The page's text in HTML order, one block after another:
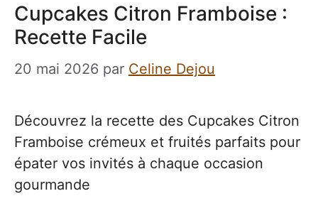
Cupcakes Citron Framboise :
Recette Facile
20 mai 2026 par Celine Dejou
Découvrez la recette des Cupcakes Citron
Framboise crémeux et fruités parfaits pour
épater vos invités à chaque occasion
gourmande